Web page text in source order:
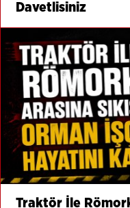
Davetlisiniz
Traktör İle Römork